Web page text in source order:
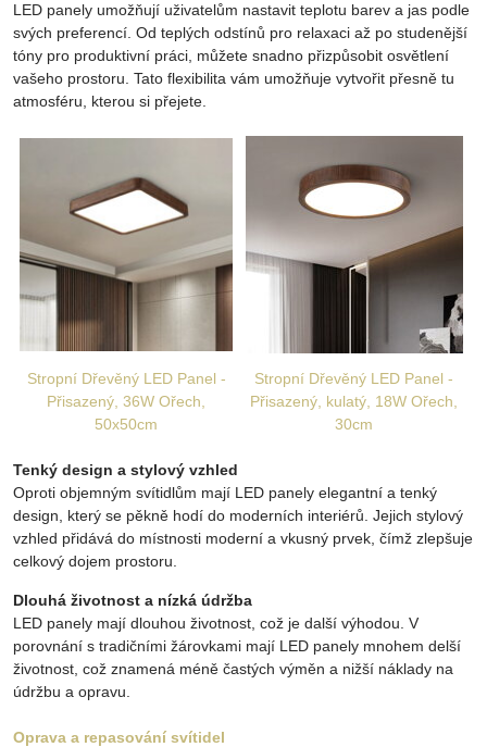
LED panely umožňují uživatelům nastavit teplotu barev a jas podle
svých preferencí. Od teplých odstínů pro relaxaci až po studenější
tóny pro produktivní práci, můžete snadno přizpůsobit osvětlení
vašeho prostoru. Tato flexibilita vám umožňuje vytvořit přesně tu
atmosféru, kterou si přejete.
Stropní Dřevěný LED Panel -
Přisazený, 36W Ořech,
50x50cm
Stropní Dřevěný LED Panel -
Přisazený, kulatý, 18W Ořech,
30cm
Tenký design a stylový vzhled
Oproti objemným svítidlům mají LED panely elegantní a tenký
design, který se pěkně hodí do moderních interiérů. Jejich stylový
vzhled přidává do místnosti moderní a vkusný prvek, čímž zlepšuje
celkový dojem prostoru.
Dlouhá životnost a nízká údržba
LED panely mají dlouhou životnost, což je další výhodou. V
porovnání s tradičními žárovkami mají LED panely mnohem delší
životnost, což znamená méně častých výměn a nižší náklady na
údržbu a opravu.
Oprava a repasování svítidel